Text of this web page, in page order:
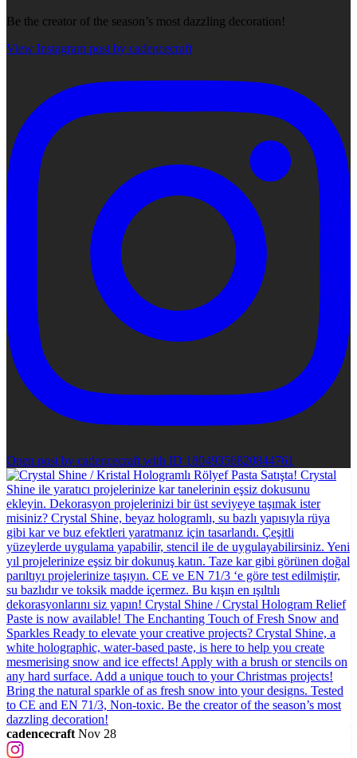
Be the creator of the season’s most dazzling decoration!
View Instagram post by cadencecraft
Open post by cadencecraft with ID 18049356820844761
cadencecraft Nov 28